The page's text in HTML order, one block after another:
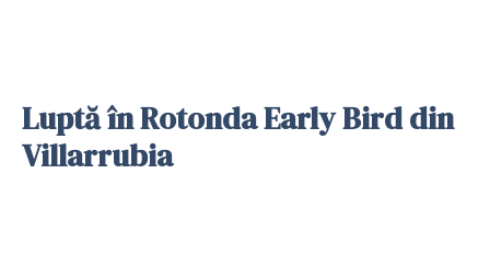
Luptă în Rotonda Early Bird din
Villarrubia